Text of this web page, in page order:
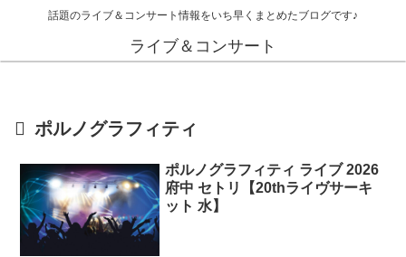
話題のライブ＆コンサート情報をいち早くまとめたブログです♪
ライブ＆コンサート
ポルノグラフィティ
ポルノグラフィティ ライブ 2026
府中 セトリ【20thライヴサーキ
ット 水】